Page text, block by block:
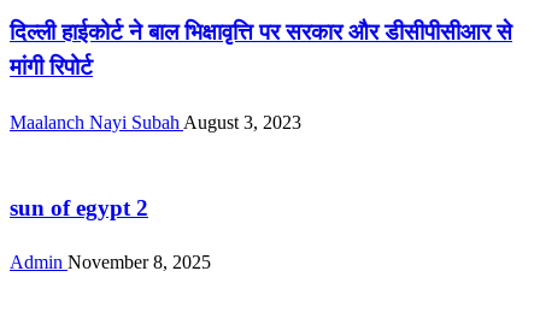
दिल्ली हाईकोर्ट ने बाल भिक्षावृत्ति पर सरकार और डीसीपीसीआर से
मांगी रिपोर्ट
Maalanch Nayi Subah August 3, 2023
sun of egypt 2
Admin November 8, 2025